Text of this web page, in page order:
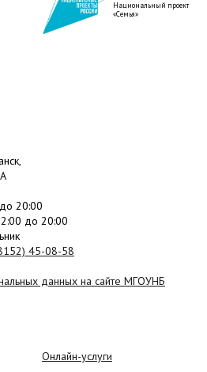
Национальный проект
«Семья»
20:00
до 20:00
45-08-58
данных на сайте МГОУНБ
Онлайн-услуги